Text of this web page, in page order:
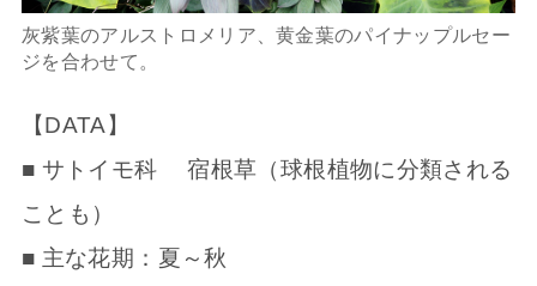
灰紫葉のアルストロメリア、黄金葉のパイナップルセー
ジを合わせて。
【DATA】
■ サトイモ科 宿根草（球根植物に分類される
ことも）
■ 主な花期：夏～秋